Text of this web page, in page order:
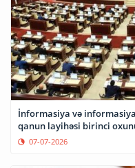
İnformasiya və
qanun layihəsi birinci
07-07-2026